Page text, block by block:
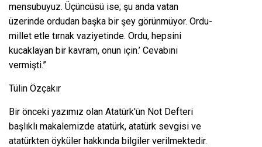
mensubuyuz. Üçüncüsü ise; şu anda vatan
üzerinde ordudan başka bir şey görünmüyor. Ordu-
millet etle tırnak vaziyetinde. Ordu, hepsini
kucaklayan bir kavram, onun için.’ Cevabını
vermişti.”
Tülin Özçakır
Bir önceki yazımız olan Atatürk'ün Not Defteri
başlıklı makalemizde atatürk, atatürk sevgisi ve
atatürkten öyküler hakkında bilgiler verilmektedir.